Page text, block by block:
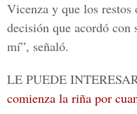
Vicenza y que los restos
decisión que acordó con
mí”, señaló.
LE PUEDE
comienza la riña por